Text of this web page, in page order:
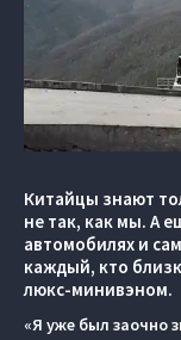
Китайцы знают
не так, как мы. А
автомобилях и
каждый, кто
люкс-минивэном.
«Я уже был заочно